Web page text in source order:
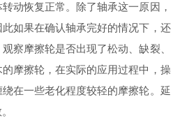
动恢复正常。除了轴承这一原因，
如果在确认轴承完好的情况下，还
察摩擦轮是否出现了松动、缺裂、
摩擦轮，在实际的应用过程中，操
在一些老化程度较轻的摩擦轮。延